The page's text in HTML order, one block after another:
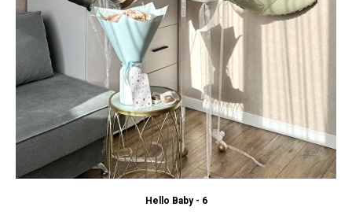
Hello Baby - 6